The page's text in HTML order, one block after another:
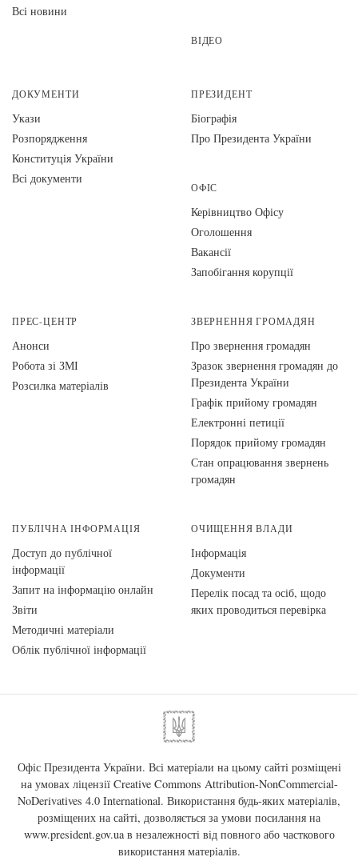
Всі новини
ВІДЕО
ДОКУМЕНТИ
Укази
Розпорядження
Конституція України
Всі документи
ПРЕЗИДЕНТ
Біографія
Про Президента України
ОФІС
Керівництво Офісу
Оголошення
Вакансії
Запобігання корупції
ПРЕС-ЦЕНТР
Анонси
Робота зі ЗМІ
Розсилка матеріалів
ЗВЕРНЕННЯ ГРОМАДЯН
Про звернення громадян
Зразок звернення громадян до
Президента України
Графік прийому громадян
Електронні петиції
Порядок прийому громадян
Стан опрацювання звернень
громадян
ПУБЛІЧНА ІНФОРМАЦІЯ
Доступ до публічної
інформації
Запит на інформацію онлайн
Звіти
Методичні матеріали
Облік публічної інформації
ОЧИЩЕННЯ ВЛАДИ
Інформація
Документи
Перелік посад та осіб, щодо
яких проводиться перевірка
Офіс Президента України. Всі матеріали на цьому сайті розміщені
на умовах ліцензії Creative Commons Attribution-NonCommercial-
NoDerivatives 4.0 International. Використання будь-яких матеріалів,
розміщених на сайті, дозволяється за умови посилання на
www.president.gov.uaв незалежності від повного або часткового
використання матеріалів.